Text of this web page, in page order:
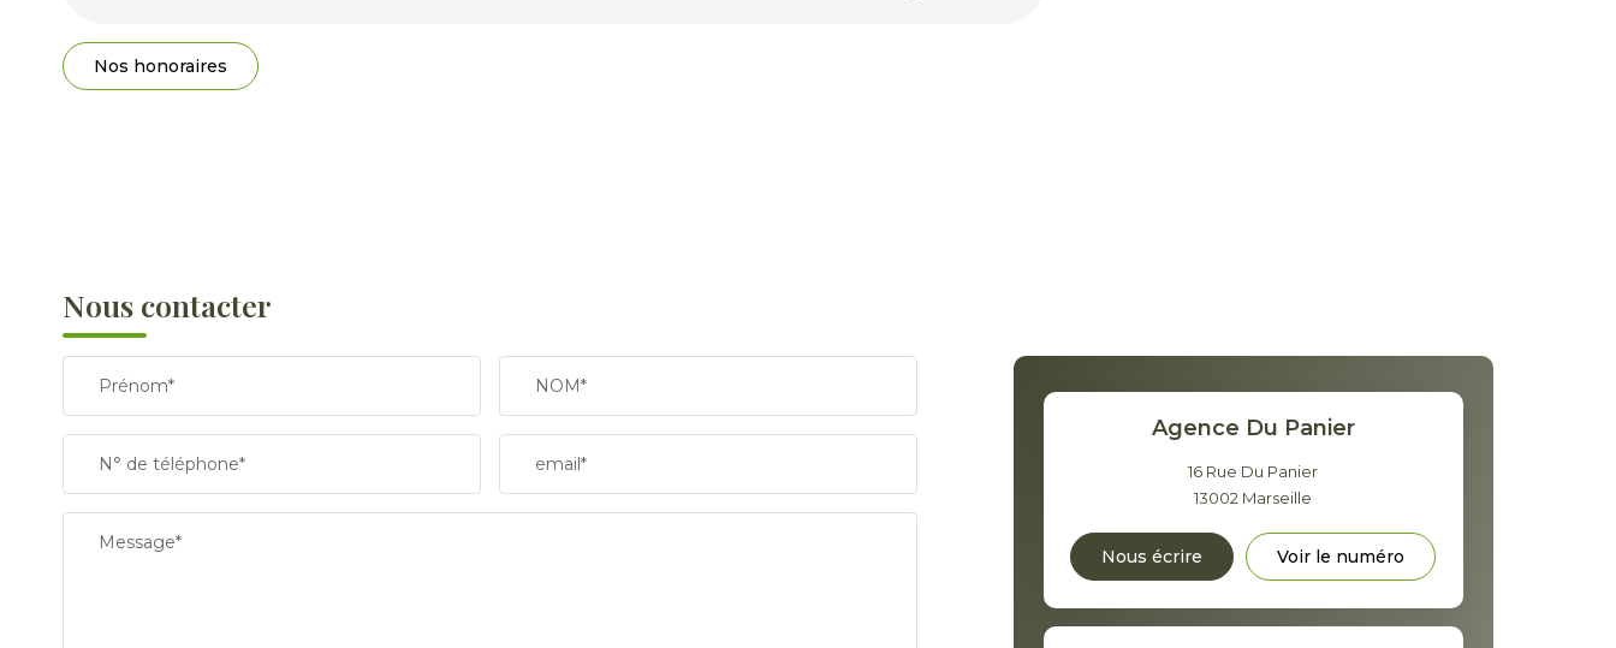
Nos honoraires
Nous contacter
Prénom* NOM*
N° de téléphone* email*
Message*
Agence Du Panier
16 Rue Du Panier
13002 Marseille
Nous écrire Voir le numéro